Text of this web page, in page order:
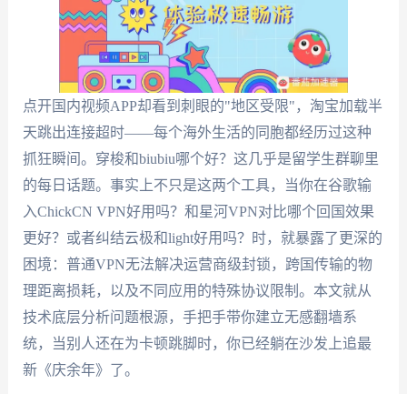
点开国内视频APP却看到刺眼的"地区受限"，淘宝加载半
天跳出连接超时——每个海外生活的同胞都经历过这种
抓狂瞬间。穿梭和biubiu哪个好？这几乎是留学生群聊里
的每日话题。事实上不只是这两个工具，当你在谷歌输
入ChickCN VPN好用吗？和星河VPN对比哪个回国效果
更好？或者纠结云极和light好用吗？时，就暴露了更深的
困境：普通VPN无法解决运营商级封锁，跨国传输的物
理距离损耗，以及不同应用的特殊协议限制。本文就从
技术底层分析问题根源，手把手带你建立无感翻墙系
统，当别人还在为卡顿跳脚时，你已经躺在沙发上追最
新《庆余年》了。